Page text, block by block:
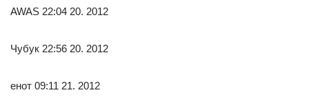
AWAS 22:04 20. 2012
Чубук 22:56 20. 2012
енот 09:11 21. 2012